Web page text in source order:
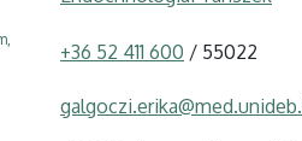
+36 52 411 600 / 55022